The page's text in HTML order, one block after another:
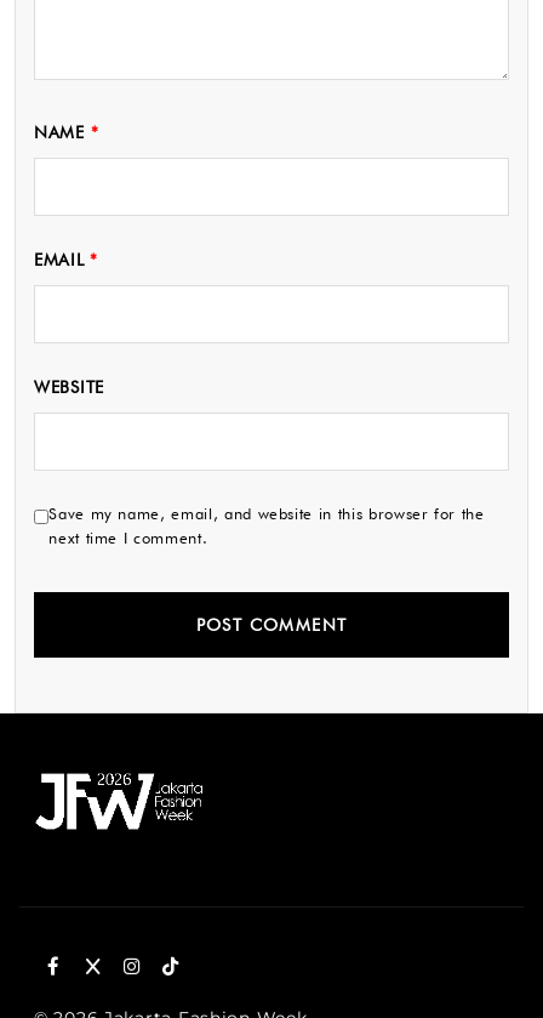
NAME *
EMAIL*
WEBSITE
Save my name, email, and website in this browser for the
next time I comment.